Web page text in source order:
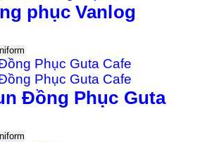
phục Vanlog
Đồng Phục Guta